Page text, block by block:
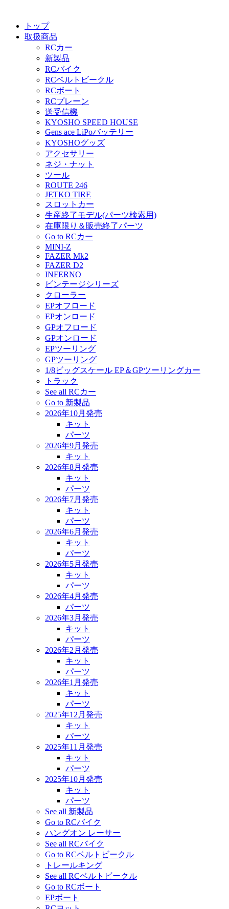
トップ
取扱商品
RCカー
新製品
RCバイク
RCベルトビークル
RCボート
RCプレーン
送受信機
KYOSHO SPEED HOUSE
Gens ace LiPoバッテリー
KYOSHOグッズ
アクセサリー
ネジ・ナット
ツール
ROUTE 246
JETKO TIRE
スロットカー
生産終了モデル(パーツ検索用)
在庫限り＆販売終了パーツ
Go to RCカー
MINI-Z
FAZER Mk2
FAZER D2
INFERNO
ビンテージシリーズ
クローラー
EPオフロード
EPオンロード
GPオフロード
GPオンロード
EPツーリング
GPツーリング
1/8ビッグスケール EP＆GPツーリングカー
トラック
See all RCカー
Go to 新製品
2026年10月発売
キット
パーツ
2026年9月発売
キット
2026年8月発売
キット
パーツ
2026年7月発売
キット
パーツ
2026年6月発売
キット
パーツ
2026年5月発売
キット
パーツ
2026年4月発売
パーツ
2026年3月発売
キット
パーツ
2026年2月発売
キット
パーツ
2026年1月発売
キット
パーツ
2025年12月発売
キット
パーツ
2025年11月発売
キット
パーツ
2025年10月発売
キット
パーツ
See all 新製品
Go to RCバイク
ハングオン レーサー
See all RCバイク
Go to RCベルトビークル
トレールキング
See all RCベルトビークル
Go to RCボート
EPボート